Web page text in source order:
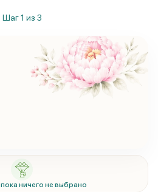
Шаг1 из 3
пока ничего не выбрано